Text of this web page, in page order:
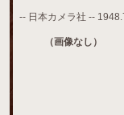
-- 日本カメラ社 --
（画像なし）